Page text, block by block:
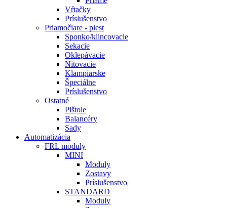
Vŕtačky
Príslušenstvo
Priamočiare - piest
Sponko/klincovacie
Sekacie
Oklepávacie
Nitovacie
Klampiarske
Špeciálne
Príslušenstvo
Ostatné
Pištole
Balancéry
Sady
Automatizácia
FRL moduly
MINI
Moduly
Zostavy
Príslušenstvo
STANDARD
Moduly